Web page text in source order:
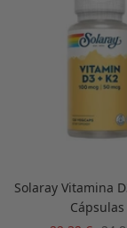
Solaray Vitamina
Cápsulas